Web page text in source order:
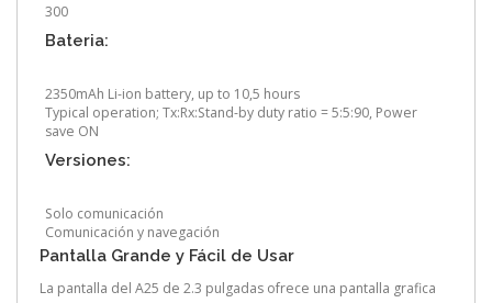
300
Bateria:
2350mAh Li-ion battery, up to 10,5 hours
Typical operation; Tx:Rx:Stand-by duty ratio = 5:5:90, Power
save ON
Versiones:
Solo comunicación
Comunicación y navegación
Pantalla Grande y Fácil de Usar
La pantalla del A25 de 2.3 pulgadas ofrece una pantalla grafica